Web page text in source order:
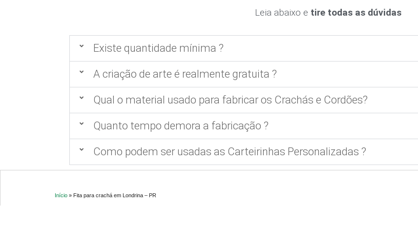
Leia abaixo e tire todas as dúvidas
Existe quantidade mínima ?
A criação de arte é realmente gratuita ?
Qual o material usado para fabricar os Crachás e Cordões?
Quanto tempo demora a fabricação ?
Como podem ser usadas as Carteirinhas Personalizadas ?
Início » Fita para crachá em Londrina – PR